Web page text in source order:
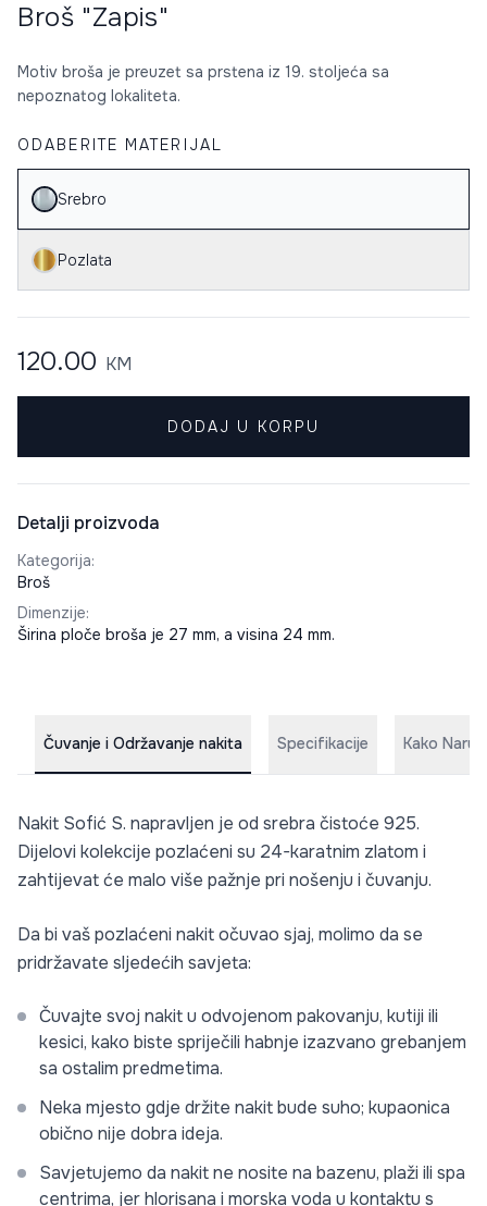
Broš "Zapis"
Motiv broša je preuzet sa prstena iz 19. stoljeća sa
nepoznatog lokaliteta.
ODABERITE MATERIJAL
Srebro
Pozlata
120.00 KM
DODAJ U KORPU
Detalji proizvoda
Kategorija:
Broš
Dimenzije:
Širina ploče broša je 27 mm, a visina 24 mm.
Čuvanje i Održavanje nakita Specifikacije Kako
Nakit Sofić S. napravljen je od srebra čistoće 925.
Dijelovi kolekcije pozlaćeni su 24-karatnim zlatom i
zahtijevat će malo više pažnje pri nošenju i čuvanju.
Da bi vaš pozlaćeni nakit očuvao sjaj, molimo da se
pridržavate sljedećih savjeta:
Čuvajte svoj nakit u odvojenom pakovanju, kutiji ili
kesici, kako biste spriječili habnje izazvano grebanjem
sa ostalim predmetima.
Neka mjesto gdje držite nakit bude suho; kupaonica
obično nije dobra ideja.
Savjetujemo da nakit ne nosite na bazenu, plaži ili spa
centrima, jer hlorisana i morska voda u kontaktu s